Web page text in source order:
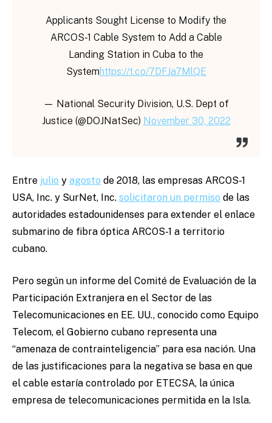
Applicants Sought License to Modify the
ARCOS-1 Cable System to Add a Cable
Landing Station in Cuba to the
Systemhttps://t.co/7DFJa7MlQE
— National Security Division, U.S. Dept of
Justice (@DOJNatSec) November 30, 2022
Entre julio y agosto de 2018, las empresas ARCOS-1
USA, Inc. y SurNet, Inc. solicitaron un permiso de las
autoridades estadounidenses para extender el enlace
submarino de fibra óptica ARCOS-1 a territorio
cubano.
Pero según un informe del Comité de Evaluación de la
Participación Extranjera en el Sector de las
Telecomunicaciones en EE. UU., conocido como Equipo
Telecom, el Gobierno cubano representa una
“amenaza de contrainteligencia” para esa nación. Una
de las justificaciones para la negativa se basa en que
el cable estaría controlado por ETECSA, la única
empresa de telecomunicaciones permitida en la Isla.